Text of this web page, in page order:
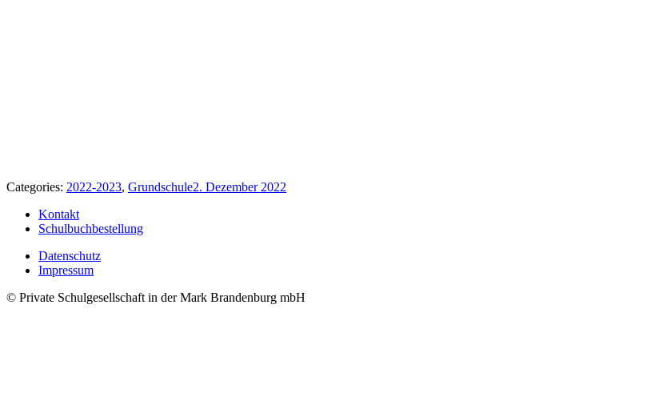
Categories: 2022-2023, Grundschule2. Dezember 2022
Kontakt
Schulbuchbestellung
Datenschutz
Impressum
© Private Schulgesellschaft in der Mark Brandenburg mbH